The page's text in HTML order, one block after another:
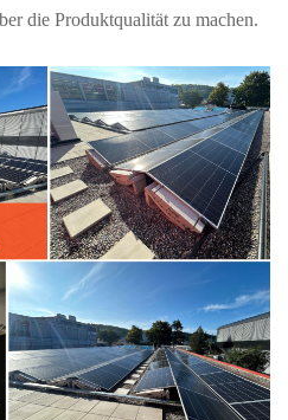
die Produktqualität zu machen.